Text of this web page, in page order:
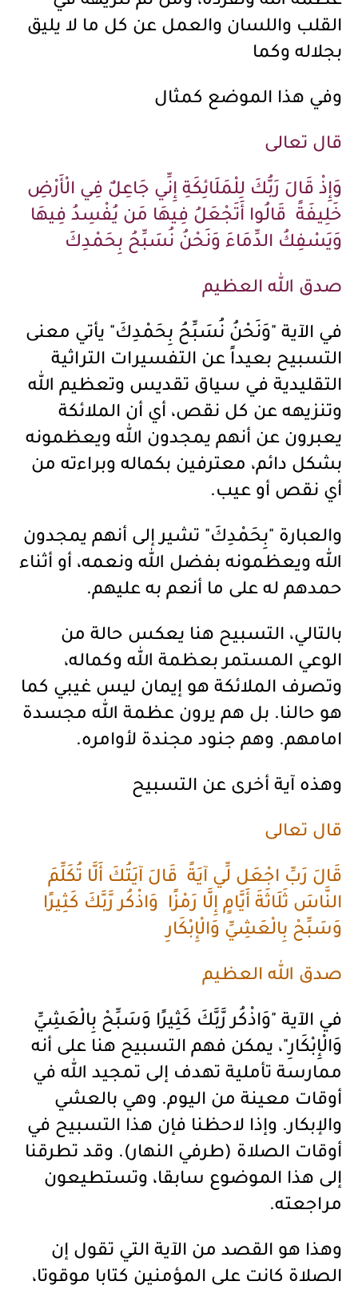
القلب واللسان والعمل عن كل ما لا يليق
بجلاله وكما
وفي هذا الموضع كمثال
قال تعالى
وَإِذْ قَالَ رَبُّكَ لِلْمَلَائِكَةِ إِنِّي جَاعِلٌ فِي الْأَرْضِ
خَلِيفَةً قَالُوا أَتَجْعَلُ فِيهَا مَن يُفْسِدُ فِيهَا
وَيَسْفِكُ الدِّمَاءَ وَنَحْنُ نُسَبِّحُ بِحَمْدِكَ
صدق الله العظيم
في الآية "وَنَحْنُ نُسَبِّحُ بِحَمْدِكَ" يأتي معنى
التسبيح بعيداً عن التفسيرات التراثية
التقليدية في سياق تقديس وتعظيم الله
وتنزيهه عن كل نقص، أي أن الملائكة
يعبرون عن أنهم يمجدون الله ويعظمونه
بشكل دائم، معترفين بكماله وبراءته من
أي نقص أو عيب.
والعبارة "بِحَمْدِكَ" تشير إلى أنهم يمجدون
الله ويعظمونه بفضل الله ونعمه، أو أثناء
حمدهم له على ما أنعم به عليهم.
بالتالي، التسبيح هنا يعكس حالة من
الوعي المستمر بعظمة الله وكماله،
وتصرف الملائكة هو إيمان ليس غيبي كما
هو حالنا. بل هم يرون عظمة الله مجسدة
امامهم. وهم جنود مجندة لأوامره.
وهذه آية أخرى عن التسبيح
قال تعالى
قَالَ رَبِّ اجْعَل لِّي آيَةً قَالَ آيَتُكَ أَلَّا تُكَلِّمَ
النَّاسَ ثَلَاثَةَ أَيَّامٍ إِلَّا رَمْزًا وَاذْكُر رَّبَّكَ كَثِيرًا
وَسَبِّحْ بِالْعَشِيِّ وَالْإِبْكَارِ
صدق الله العظيم
في الآية "وَاذْكُر رَّبَّكَ كَثِيرًا وَسَبِّحْ بِالْعَشِيِّ
وَالْإِبْكَارِ"، يمكن فهم التسبيح هنا على أنه
ممارسة تأملية تهدف إلى تمجيد الله في
أوقات معينة من اليوم. وهي بالعشي
والإبكار. وإذا لاحظنا فإن هذا التسبيح في
أوقات الصلاة (طرفي النهار). وقد تطرقنا
إلى هذا الموضوع سابقا، وتستطيعون
مراجعته.
وهذا هو القصد من الآية التي تقول إن
الصلاة كانت على المؤمنين كتابا موقوتا،